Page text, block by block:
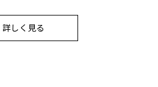
詳しく見る